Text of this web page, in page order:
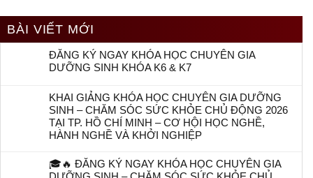
BÀI VIẾT MỚI
ĐĂNG KÝ NGAY KHÓA HỌC CHUYÊN GIA
DƯỠNG SINH KHÓA K6 & K7
KHAI GIẢNG KHÓA HỌC CHUYÊN GIA DƯỠNG
SINH – CHĂM SÓC SỨC KHỎE CHỦ ĐỘNG 2026
TẠI TP. HỒ CHÍ MINH – CƠ HỘI HỌC NGHỀ,
HÀNH NGHỀ VÀ KHỞI NGHIỆP
🎓🔥 ĐĂNG KÝ NGAY KHÓA HỌC CHUYÊN GIA